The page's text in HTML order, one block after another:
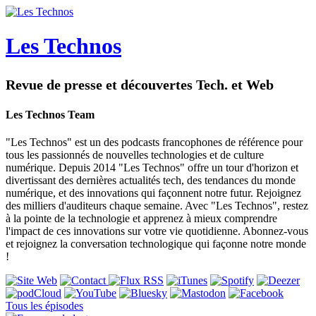
Les Technos
Revue de presse et découvertes Tech. et Web
Les Technos Team
"Les Technos" est un des podcasts francophones de référence pour
tous les passionnés de nouvelles technologies et de culture
numérique. Depuis 2014 "Les Technos" offre un tour d'horizon et
divertissant des dernières actualités tech, des tendances du monde
numérique, et des innovations qui façonnent notre futur. Rejoignez
des milliers d'auditeurs chaque semaine. Avec "Les Technos", restez
à la pointe de la technologie et apprenez à mieux comprendre
l'impact de ces innovations sur votre vie quotidienne. Abonnez-vous
et rejoignez la conversation technologique qui façonne notre monde
!
Tous les épisodes